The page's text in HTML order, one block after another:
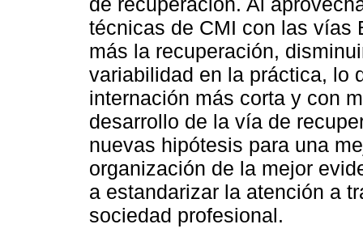
técnicas de CMI con las vías
más la recuperación,
variabilidad en la práctica, lo
internación más corta y con
desarrollo de la vía de
nuevas hipótesis para una
organización de la mejor
a estandarizar la atención a
sociedad profesional.